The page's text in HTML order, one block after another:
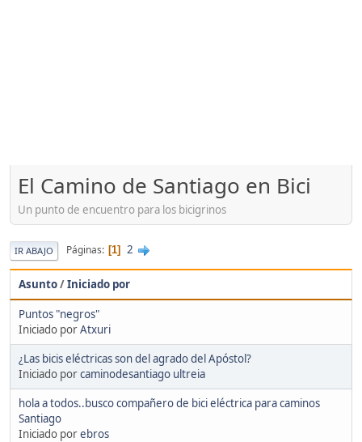
El Camino de Santiago en Bici
Un punto de encuentro para los bicigrinos
IR ABAJO Páginas 1 2
Asunto/Iniciado por
Puntos "negros"
Iniciado porAtxuri
¿Las bicis eléctricas son del agrado del Apóstol?
Iniciado porcaminodesantiago ultreia
hola a todos..busco compañero de bici eléctrica para caminos
Santiago
Iniciado porebros